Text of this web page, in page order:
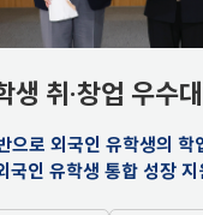
생 취·창업 우수
으로 외국인 유학생의 학
국인 유학생 통합 성장